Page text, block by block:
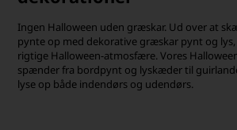
Ingen Halloween uden græskar. Ud over at
pynte op med dekorative græskar pynt og
rigtige Halloween-atmosfære. Vores
spænder fra bordpynt og lyskæder til
lyse op både indendørs og udendørs.